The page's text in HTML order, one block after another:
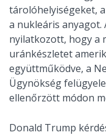
tárolóhelyiségeket,
a nukleáris
nyilatkozott, hogy a
uránkészletet
együttműködve, a
Ügynökség
ellenőrzött módon
Donald Trump